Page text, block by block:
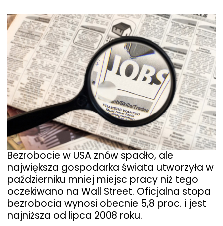
Bezrobocie w USA znów spadło, ale
największa gospodarka świata utworzyła w
październiku mniej miejsc pracy niż tego
oczekiwano na Wall Street. Oficjalna stopa
bezrobocia wynosi obecnie 5,8 proc. i jest
najniższa od lipca 2008 roku.